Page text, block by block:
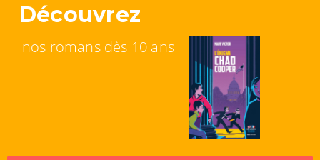
Découvrez
nos romans dès 10 ans